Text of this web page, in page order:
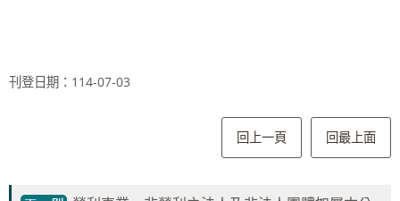
刊登日期：114-07-03
回上一頁 回最上面